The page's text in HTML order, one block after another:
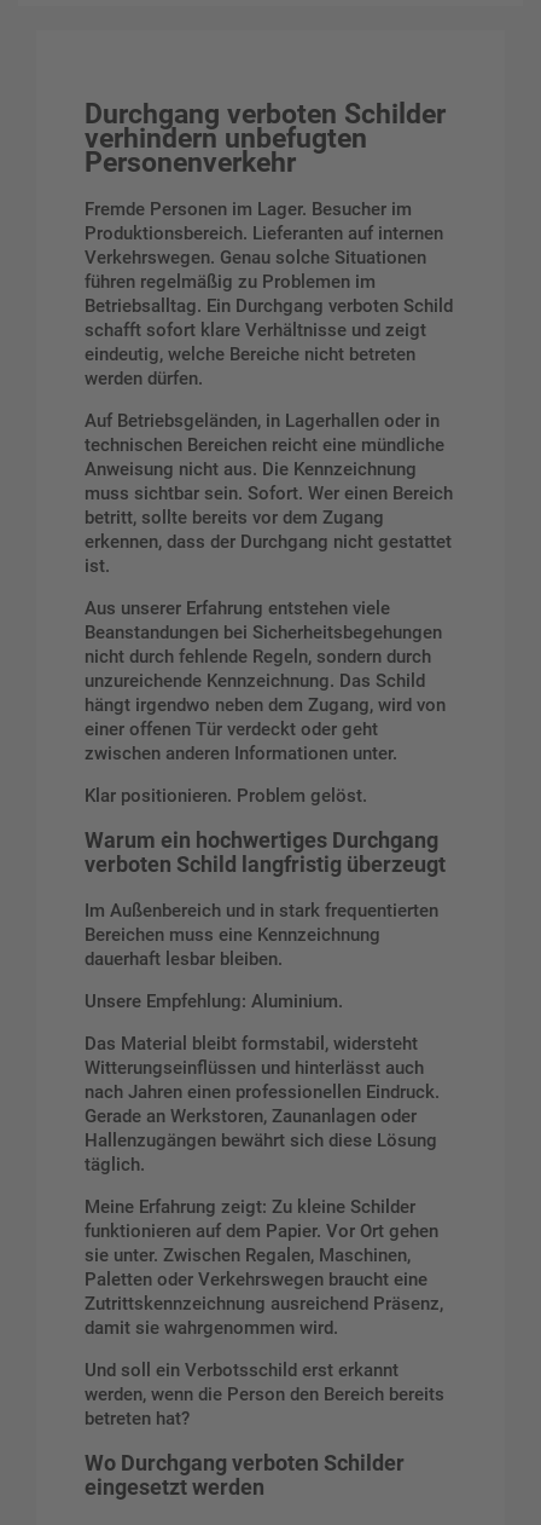
Durchgang verboten Schilder
verhindern unbefugten
Personenverkehr
Fremde Personen im Lager. Besucher im
Produktionsbereich. Lieferanten auf internen
Verkehrswegen. Genau solche Situationen
führen regelmäßig zu Problemen im
Betriebsalltag. Ein Durchgang verboten Schild
schafft sofort klare Verhältnisse und zeigt
eindeutig, welche Bereiche nicht betreten
werden dürfen.
Auf Betriebsgeländen, in Lagerhallen oder in
technischen Bereichen reicht eine mündliche
Anweisung nicht aus. Die Kennzeichnung
muss sichtbar sein. Sofort. Wer einen Bereich
betritt, sollte bereits vor dem Zugang
erkennen, dass der Durchgang nicht gestattet
ist.
Aus unserer Erfahrung entstehen viele
Beanstandungen bei Sicherheitsbegehungen
nicht durch fehlende Regeln, sondern durch
unzureichende Kennzeichnung. Das Schild
hängt irgendwo neben dem Zugang, wird von
einer offenen Tür verdeckt oder geht
zwischen anderen Informationen unter.
Klar positionieren. Problem gelöst.
Warum ein hochwertiges Durchgang
verboten Schild langfristig überzeugt
Im Außenbereich und in stark frequentierten
Bereichen muss eine Kennzeichnung
dauerhaft lesbar bleiben.
Unsere Empfehlung: Aluminium.
Das Material bleibt formstabil, widersteht
Witterungseinflüssen und hinterlässt auch
nach Jahren einen professionellen Eindruck.
Gerade an Werkstoren, Zaunanlagen oder
Hallenzugängen bewährt sich diese Lösung
täglich.
Meine Erfahrung zeigt: Zu kleine Schilder
funktionieren auf dem Papier. Vor Ort gehen
sie unter. Zwischen Regalen, Maschinen,
Paletten oder Verkehrswegen braucht eine
Zutrittskennzeichnung ausreichend Präsenz,
damit sie wahrgenommen wird.
Und soll ein Verbotsschild erst erkannt
werden, wenn die Person den Bereich bereits
betreten hat?
Wo Durchgang verboten Schilder
eingesetzt werden